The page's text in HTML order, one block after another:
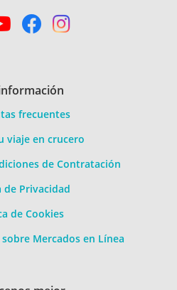
frecuentes
viaje en crucero
de Contratación
de Privacidad
de Cookies
Mercados en Línea